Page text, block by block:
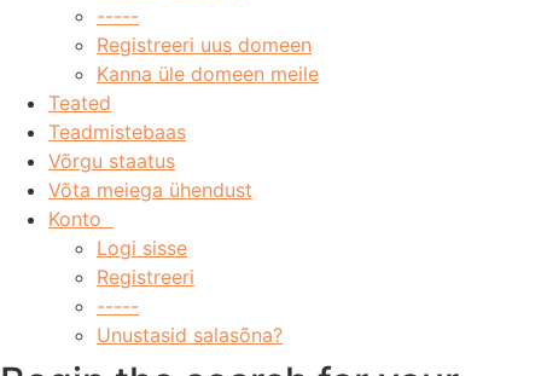
-----
Registreeri uus domeen
Kanna üle domeen meile
Teated
Teadmistebaas
Võrgu staatus
Võta meiega ühendust
Konto
Logi sisse
Registreeri
-----
Unustasid salasõna?